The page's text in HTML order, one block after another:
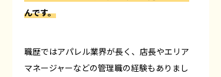
んです。
職歴ではアパレル業界が長く、店長やエリア
マネージャーなどの管理職の経験もありまし